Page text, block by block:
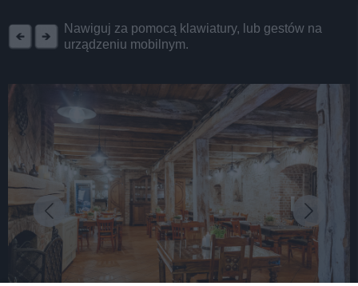
Nawiguj za pomocą klawiatury, lub gestów na
urządzeniu mobilnym.